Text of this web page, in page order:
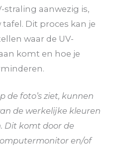
straling aanwezig is,
Dit proces kan je
waar de UV-
komt en hoe je
de foto’s ziet, kunnen
de werkelijke kleuren
Dit komt door de
en/of